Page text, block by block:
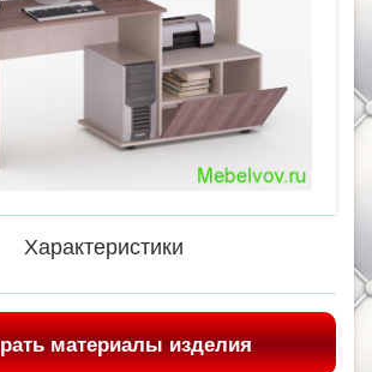
Характеристики
материалы изделия